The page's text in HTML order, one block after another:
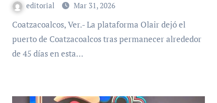
editorial Mar 31, 2026
Coatzacoalcos, Ver.- La plataforma Olair dejó el
puerto de Coatzacoalcos tras permanecer alrededor
de 45 días en esta…